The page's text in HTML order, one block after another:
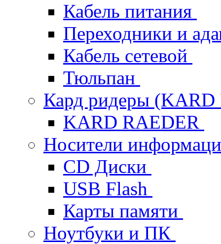
Кабель питания
Переходники и
Кабель сетевой
Тюльпан
Кард ридеры
KARD RAEDER
Носители
CD Диски
USB Flash
Карты памяти
Ноутбуки и ПК